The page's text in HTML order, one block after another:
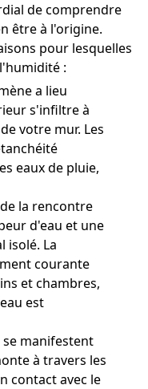
de comprendre
être à l'origine.
pour lesquelles
:
a lieu
s'infiltre à
votre mur. Les
eaux de pluie,
la rencontre
d'eau et une
isolé. La
courante
et chambres,
est
se manifestent
à travers les
contact avec le